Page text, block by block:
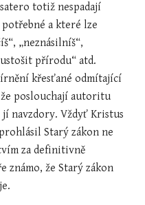
totiž nespadají
a které lze
„neznásilníš“,
přírodu“ atd.
křesťané odmítající
poslouchají autoritu
navzdory. Vždyť Kristus
Starý zákon ne
za definitivně
známo, že Starý zákon